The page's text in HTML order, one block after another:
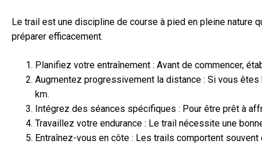
Le trail est une discipline de course à pied en pleine nature
préparer efficacement.
Planifiez votre entraînement : Avant de commencer,
Augmentez progressivement la distance : Si vous
km.
Intégrez des séances spécifiques : Pour être prêt à
Travaillez votre endurance : Le trail nécessite une
Entraînez-vous en côte : Les trails comportent